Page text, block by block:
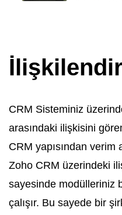
CRM Sisteminiz
arasındaki ilişkisini
CRM yapısından verim
Zoho CRM üzerindeki
sayesinde modülleriniz
çalışır. Bu sayede bir